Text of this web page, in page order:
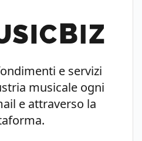
e servizi
musicale ogni
e attraverso la